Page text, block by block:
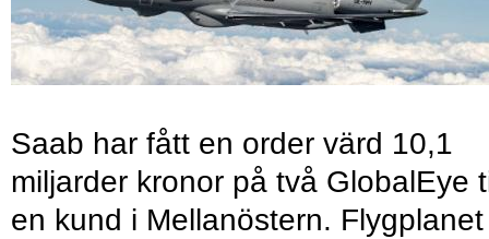
Saab har fått en order värd 10,1
miljarder kronor på två GlobalEye
en kund i Mellanöstern.